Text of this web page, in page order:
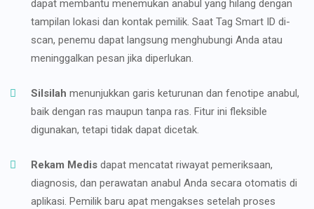
dapat membantu menemukan anabul yang hilang dengan
tampilan lokasi dan kontak pemilik. Saat Tag Smart ID di-
scan, penemu dapat langsung menghubungi Anda atau
meninggalkan pesan jika diperlukan.
Silsilah menunjukkan garis keturunan dan fenotipe anabul,
baik dengan ras maupun tanpa ras. Fitur ini fleksible
digunakan, tetapi tidak dapat dicetak.
Rekam Medis dapat mencatat riwayat pemeriksaan,
diagnosis, dan perawatan anabul Anda secara otomatis di
aplikasi. Pemilik baru apat mengakses setelah proses